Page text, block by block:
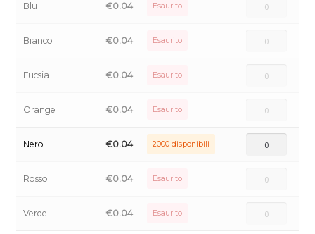
Blu €0.04 Esaurito
Bianco €0.04 Esaurito
Fucsia €0.04 Esaurito
Orange €0.04 Esaurito
Nero €0.04 2000 disponibili
Rosso €0.04 Esaurito
Verde €0.04 Esaurito